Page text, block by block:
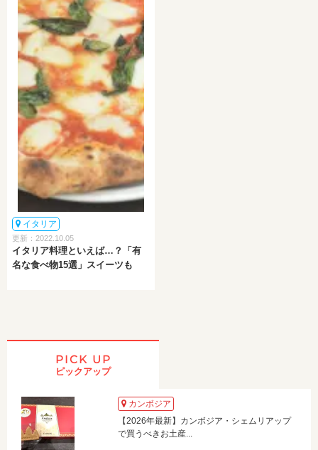
イタリア
更新：2022.10.05
イタリア料理といえば…？「有
名な食べ物15選」スイーツも
PICK UP
ピックアップ
カンボジア
【2026年最新】カンボジア・シェムリアップ
で買うべきお土産...